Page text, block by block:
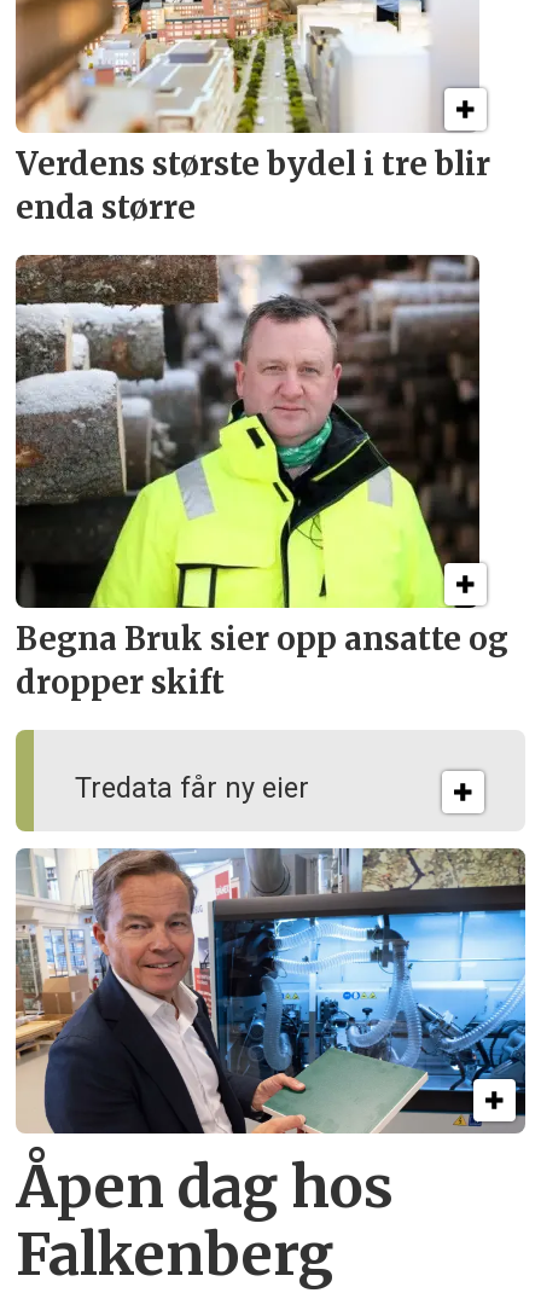
Verdens største bydel i tre blir
enda større
Tredata får ny eier
Begna Bruk sier opp ansatte og
dropper skift
Åpen dag hos
Falkenberg